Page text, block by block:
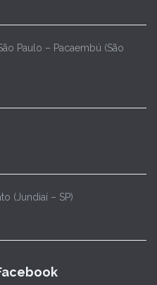
Paulo – Pacaembú (São
(Jundiaí – SP)